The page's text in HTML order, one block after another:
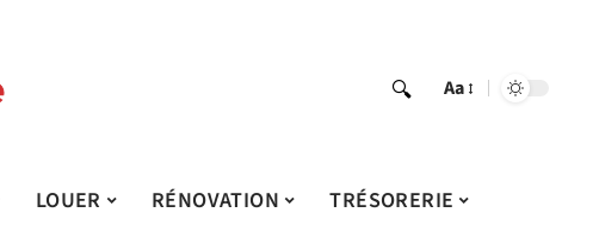
Aa
LOUER RÉNOVATION TRÉSORERIE